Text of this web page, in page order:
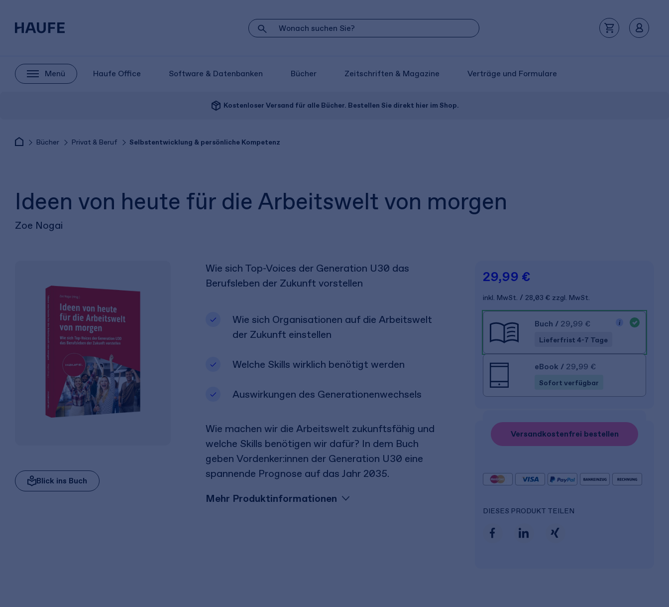
Menü Haufe Office Software & Datenbanken Bücher Zeitschriften & Magazine Verträge und Formulare
package_2 Kostenloser Versand für alle Bücher. Bestellen Sie direkt hier im Shop.
Bücher Privat & Beruf Selbstentwicklung & persönliche Kompetenz
Ideen von heute für die Arbeitswelt von morgen
Zoe Nogai
Blick ins Buch
Wie sich Top-Voices der Generation U30 das
Berufsleben der Zukunft vorstellen
Wie sich Organisationen auf die Arbeitswelt
der Zukunft einstellen
Welche Skills wirklich benötigt werden
Auswirkungen des Generationenwechsels
Wie machen wir die Arbeitswelt zukunftsfähig und
welche Skills benötigen wir dafür? In dem Buch
geben Vordenker:innen der Generation U30 eine
spannende Prognose auf das Jahr 2035.
Mehr Produktinformationen
29,99 €
inkl. MwSt. 28,03 € zzgl. MwSt.
Buch / 29,99 €
Lieferfrist 4-7 Tage
eBook / 29,99 €
Sofort verfügbar
Versandkostenfrei bestellen
DIESES PRODUKT TEILEN